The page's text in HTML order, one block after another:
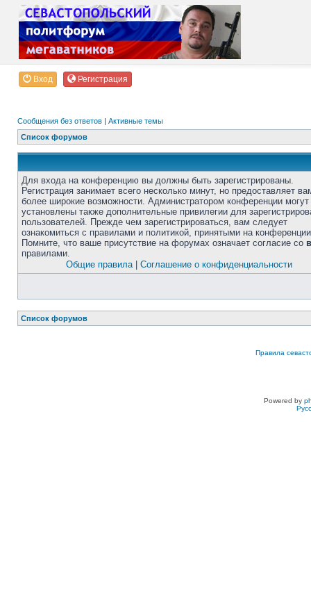
Вход Регистрация
Сообщения без ответов | Активные темы
Список форумов
Для входа на конференцию вы должны быть зарегистрированы.
Регистрация занимает всего несколько минут, но предоставляет
более широкие возможности. Администратором конференции
установлены также дополнительные привилегии для
пользователей. Прежде чем зарегистрироваться, вам следует
ознакомиться с правилами и политикой, принятыми на
Помните, что ваше присутствие на форумах означает согласие со
правилами.
Общие правила| Соглашение о конфиденциальности
Список форумов
Правила
Powered by